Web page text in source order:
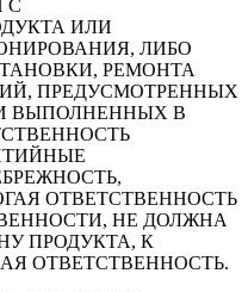
С
ИЛИ
ЛИБО
РЕМОНТА
ПРЕДУСМОТРЕННЫХ
ВЫПОЛНЕННЫХ В
ОТВЕТСТВЕННОСТЬ
НЕ ДОЛЖНА
ПРОДУКТА, К
ОТВЕТСТВЕННОСТЬ.